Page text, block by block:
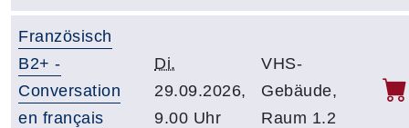
Französisch
B2+ -
Conversation
en français
Di.
29.09.2026,
9.00 Uhr
VHS-
Gebäude,
Raum 1.2